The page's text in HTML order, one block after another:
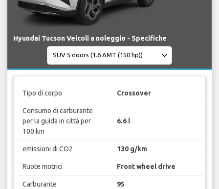
Hyundai Tucson Veicoli a noleggio - Specifiche
Tipo di corpo Crossover
Consumo di carburante
per la guida in città per
100 km
6.6 l
emissioni di CO2 130 g/km
Ruote motrici Front wheel drive
Carburante 95